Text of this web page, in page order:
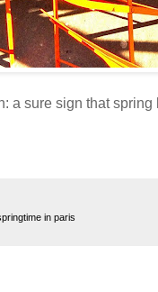
a sure sign that
in paris